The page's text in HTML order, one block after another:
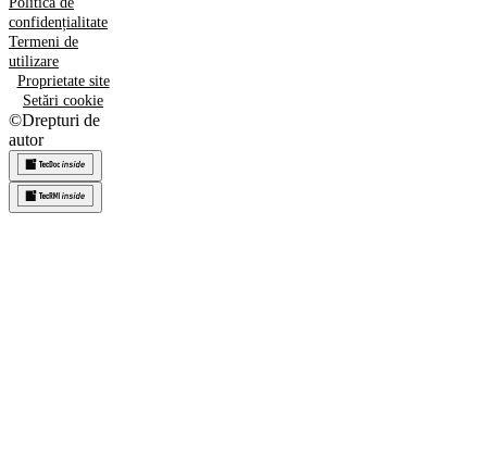
confidențialitate
Termeni de
utilizare
Proprietate site
Setări cookie
©Drepturi de
autor